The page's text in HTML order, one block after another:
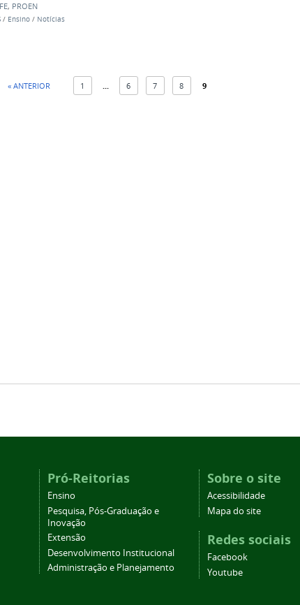
, PROEN
/ Ensino / Notícias
« ANTERIOR 1 ... 6 7 8 9
Pró-Reitorias
Ensino
Pesquisa, Pós-Graduação e
Inovação
Extensão
Desenvolvimento Institucional
Administração e Planejamento
Sobre o site
Acessibilidade
Mapa do site
Redes sociais
Facebook
Youtube